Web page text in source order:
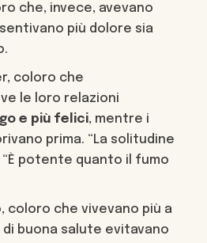
che, invece, avevano
più dolore sia
coloro che
le loro relazioni
e più felici, mentre i
prima. “La solitudine
potente quanto il fumo
coloro che vivevano più a
di buona salute evitavano